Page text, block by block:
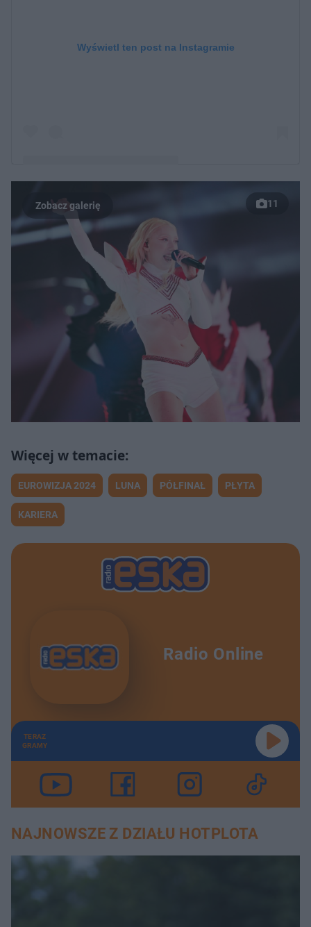
Wyświetl ten post na Instagramie
Post udostępniony przez Eurovision Song Contest
(@eurovision)
11
EUROWIZJA 2024 LUNA PÓŁFINAŁ PŁYTA
KARIERA
Radio Online
TERAZ
GRAMY
NAJNOWSZE Z DZIAŁU HOTPLOTA